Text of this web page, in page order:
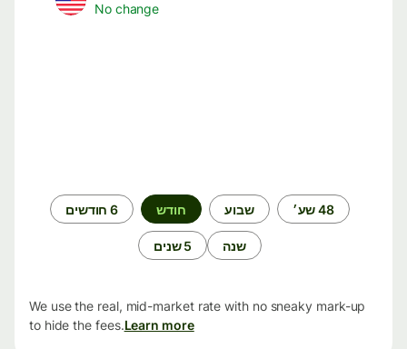
No change
48 שע׳ שבוע חודש 6 חודשים
שנה 5 שנים
We use the real, mid-market rate with no sneaky mark-up
to hide the fees.Learn more